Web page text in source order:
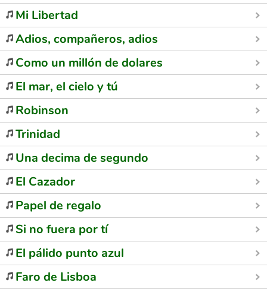
Mi Libertad
Adios, compañeros, adios
Como un millón de dolares
El mar, el cielo y tú
Robinson
Trinidad
Una decima de segundo
El Cazador
Papel de regalo
Si no fuera por tí
El pálido punto azul
Faro de Lisboa